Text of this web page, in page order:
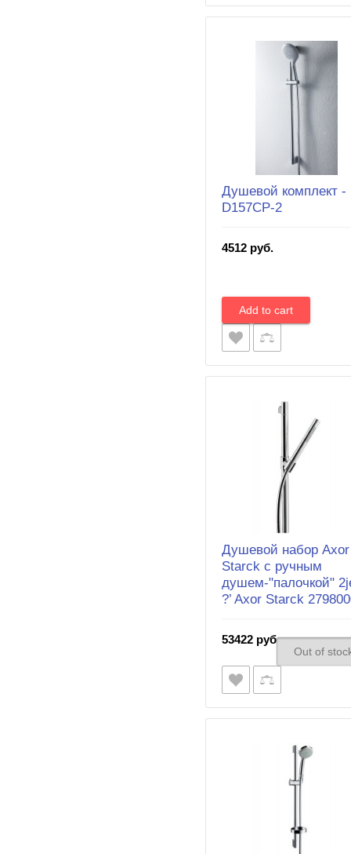
Душевой комплект -
D157CP-2
4512 руб.
Душевой набор Axor
Starck с ручным
душем-"палочкой"
?’ Axor Starck
53422 руб.
Out of